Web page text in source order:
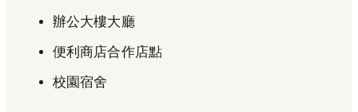
辦公大樓大廳
便利商店合作店點
校園宿舍